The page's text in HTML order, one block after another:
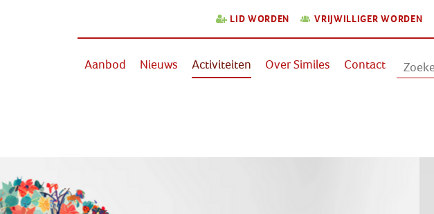
LID WORDEN VRIJWILLIGER WORDEN
Aanbod Nieuws Activiteiten Over Similes Contact